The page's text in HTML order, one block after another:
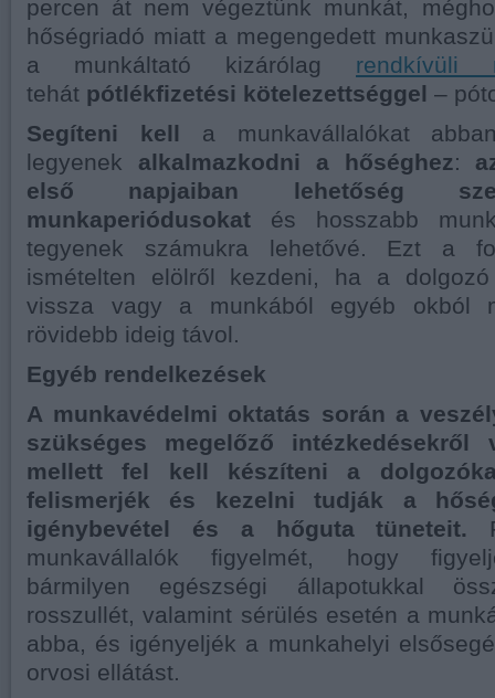
percen át nem végeztünk munkát,
hőségriadó miatt a megengedett
a munkáltató kizárólag rendkívüli
tehát pótlékfizetési kötelezettséggel –
Segíteni kell a munkavállalókat
legyenek alkalmazkodni a hőséghez:
első napjaiban lehetőség
munkaperiódusokat és hosszabb
tegyenek számukra lehetővé. Ezt a
ismételten elölről kezdeni, ha a
vissza vagy a munkából egyéb okból
rövidebb ideig távol.
Egyéb rendelkezések
A munkavédelmi oktatás során a
szükséges megelőző intézkedésekről
mellett fel kell készíteni a
felismerjék és kezelni tudják a
igénybevétel és a hőguta tüneteit.
munkavállalók figyelmét, hogy
bármilyen egészségi állapotukkal
rosszullét, valamint sérülés esetén a
abba, és igényeljék a munkahelyi
orvosi ellátást.